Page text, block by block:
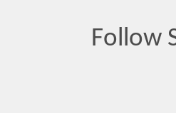
Follow